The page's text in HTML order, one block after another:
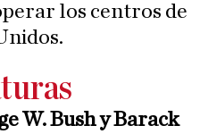
los centros de
W. Bush y Barack